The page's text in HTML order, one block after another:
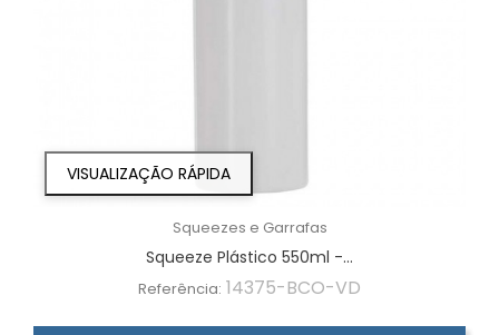
VISUALIZAÇÃO RÁPIDA
Squeezes e Garrafas
Squeeze Plástico 550ml -...
Referência: 14375-BCO-VD